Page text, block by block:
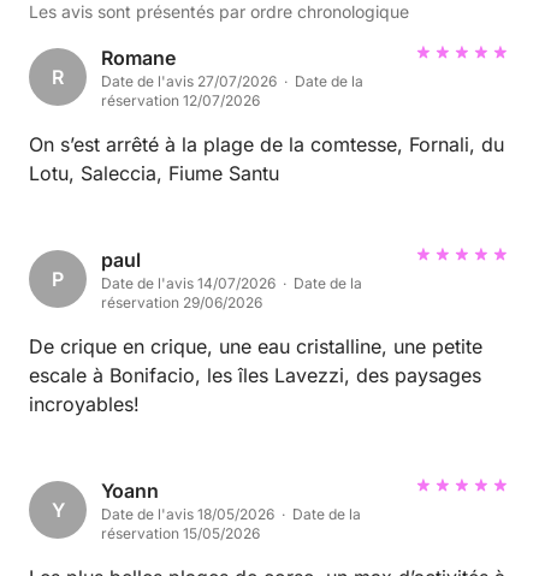
Les avis sont présentés par ordre chronologique
R
Romane
Date de l'avis 27/07/2026 · Date de la
réservation 12/07/2026
On s’est arrêté à la plage de la comtesse, Fornali, du
Lotu, Saleccia, Fiume Santu
P
paul
Date de l'avis 14/07/2026 · Date de la
réservation 29/06/2026
De crique en crique, une eau cristalline, une petite
escale à Bonifacio, les îles Lavezzi, des paysages
incroyables!
Y
Yoann
Date de l'avis 18/05/2026 · Date de la
réservation 15/05/2026